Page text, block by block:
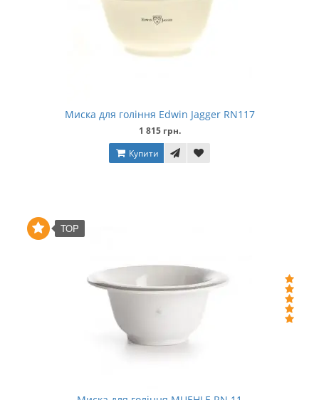
Миска для гоління Edwin Jagger RN117
1 815 грн.
Купити
TOP